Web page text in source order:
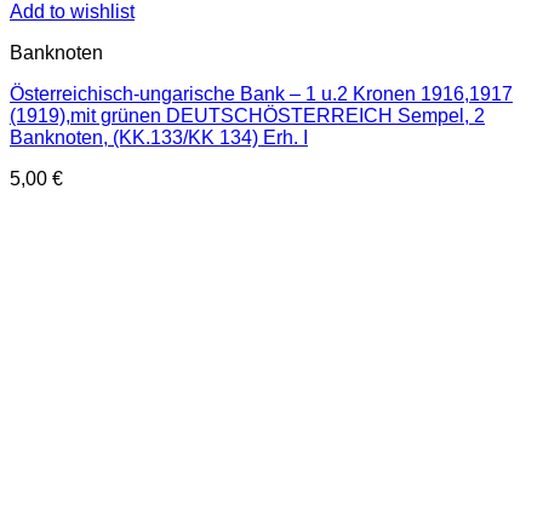
Add to wishlist
Banknoten
Österreichisch-ungarische Bank – 1 u.2 Kronen 1916,1917
(1919),mit grünen DEUTSCHÖSTERREICH Sempel, 2
Banknoten, (KK.133/KK 134) Erh. I
5,00 €